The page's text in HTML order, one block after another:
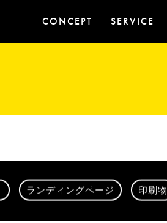
CONCEPT SERVICE
ランディングページ 印刷物